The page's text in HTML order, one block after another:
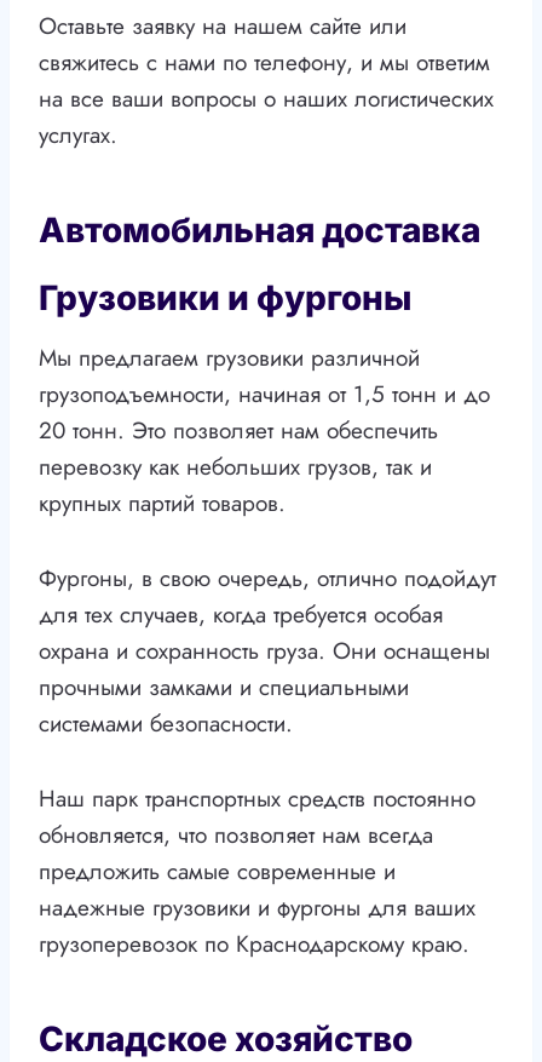
Оставьте заявку на нашем сайте или
свяжитесь с нами по телефону, и мы ответим
на все ваши вопросы о наших логистических
услугах.
Автомобильная доставка
Грузовики и фургоны
Мы предлагаем грузовики различной
грузоподъемности, начиная от 1,5 тонн и до
20 тонн. Это позволяет нам обеспечить
перевозку как небольших грузов, так и
крупных партий товаров.
Фургоны, в свою очередь, отлично подойдут
для тех случаев, когда требуется особая
охрана и сохранность груза. Они оснащены
прочными замками и специальными
системами безопасности.
Наш парк транспортных средств постоянно
обновляется, что позволяет нам всегда
предложить самые современные и
надежные грузовики и фургоны для ваших
грузоперевозок по Краснодарскому краю.
Складское хозяйство